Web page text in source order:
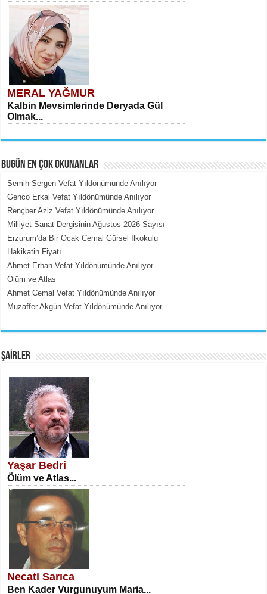
MERAL YAĞMUR
Kalbin Mevsimlerinde Deryada Gül
Olmak...
MEHMET ÇOBAN
İçerdeki Put Dışardaki Maskeler...
SATILMIŞ ÜMİT ÇETİNKAYA
Erkenlik...
NECLA DİLEK ARSLAN
Öğretmenler Günü Mahkemesi...
BUGÜN EN ÇOK OKUNANLAR
Semih Sergen Vefat Yıldönümünde Anılıyor
Genco Erkal Vefat Yıldönümünde Anılıyor
Rençber Aziz Vefat Yıldönümünde Anılıyor
Milliyet Sanat Dergisinin Ağustos 2026 Sayısı
Erzurum’da Bir Ocak Cemal Gürsel İlkokulu
Hakikatin Fiyatı
Ahmet Erhan Vefat Yıldönümünde Anılıyor
Ölüm ve Atlas
Ahmet Cemal Vefat Yıldönümünde Anılıyor
Muzaffer Akgün Vefat Yıldönümünde Anılıyor
ŞAİRLER
Yaşar Bedri
Ölüm ve Atlas...
Necati Sarıca
Ben Kader Vurgunuyum Maria...